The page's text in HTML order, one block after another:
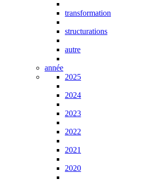
transformation
structurations
autre
année
2025
2024
2023
2022
2021
2020